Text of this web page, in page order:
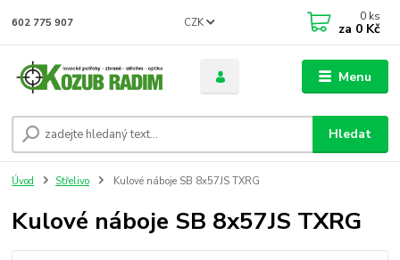
Menu
CZK
Hledat
602 775 907 0 ks
za 0 Kč
Úvod Střelivo Kulové náboje SB 8x57JS TXRG
Kulové náboje SB 8x57JS TXRG